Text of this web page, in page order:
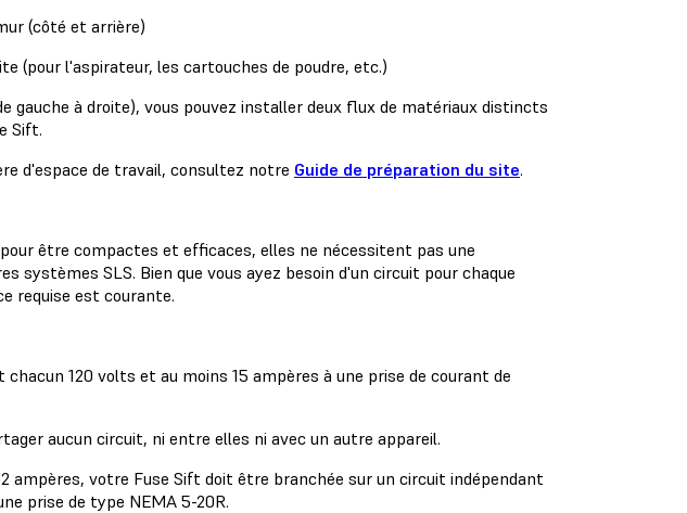
(côté et arrière)
(pour l'aspirateur, les cartouches de poudre, etc.)
gauche à droite), vous pouvez installer deux flux de matériaux distincts
Sift.
d'espace de travail, consultez notre Guide de préparation du site.
être compactes et efficaces, elles ne nécessitent pas une
systèmes SLS. Bien que vous ayez besoin d'un circuit pour chaque
requise est courante.
120 volts et au moins 15 ampères à une prise de courant de
aucun circuit, ni entre elles ni avec un autre appareil.
ampères, votre Fuse Sift doit être branchée sur un circuit indépendant
prise de type NEMA 5-20R.